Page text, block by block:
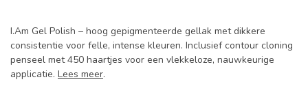
I.Am Gel Polish – hoog gepigmenteerde gellak met dikkere
consistentie voor felle, intense kleuren. Inclusief contour cloning
penseel met 450 haartjes voor een vlekkeloze, nauwkeurige
applicatie. Lees meer.